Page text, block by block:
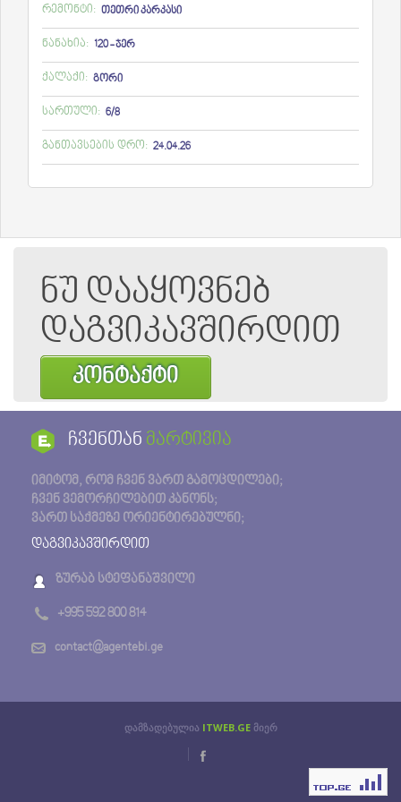
რემონტი: თეთრი კარკასი
ნანახია: 120 - ჯერ
ქალაქი: გორი
სართული: 6/8
განთავსების დრო: 24.04.26
ნუ დააყოვნებ
დაგვიკავშირდით
კონტაქტი
ჩვენთან მარტივია
იმიტომ, რომ ჩვენ ვართ გამოცდილები;
ჩვენ ვემორჩილებით კანონს;
ვართ საქმეზე ორიენტირებულნი;
დაგვიკავშირდით
ზურაბ სტეფანაშვილი
+995 592 800 814
contact@agentebi.ge
დამზადებულია ITWEB.GEმიერ